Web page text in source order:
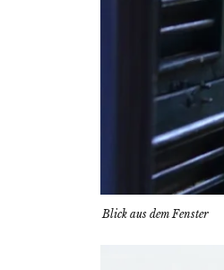
Blick aus dem Fenster